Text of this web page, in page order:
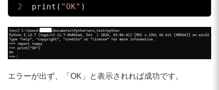
print( "OK" )
エラーが出ず、「OK」と表示されれば成功です。